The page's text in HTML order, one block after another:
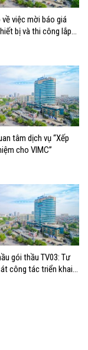
về việc mời báo giá
bị và thi công lắp
Park
tâm dịch vụ “Xếp
cho VIMC”
gói thầu TV03: Tư
công tác triển khai